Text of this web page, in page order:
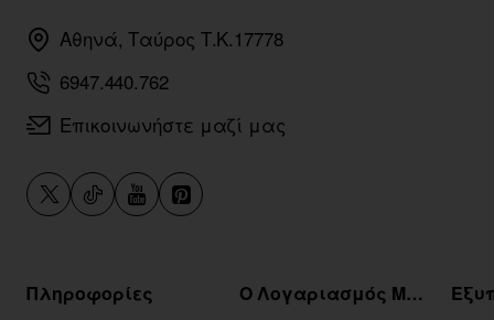
Αθηνά, Ταύρος Τ.Κ.17778
6947.440.762
Επικοινωνήστε μαζί μας
Πληροφορίες Ο Λογαριασμός Μου